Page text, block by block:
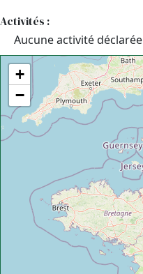
Activités :
Aucune activité déclarée
+
−